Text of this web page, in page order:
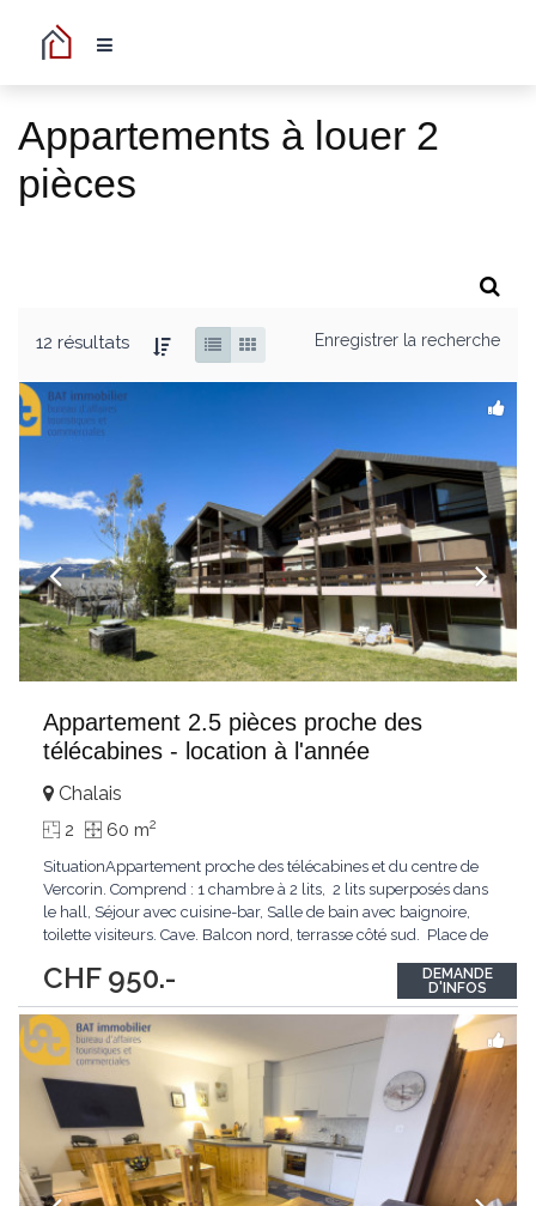
Appartements à louer 2
pièces
12 résultats Enregistrer la recherche
Appartement 2.5 pièces proche des
télécabines - location à l'année
CHF 950.-
Chalais
2 60 m2
SituationAppartement proche des télécabines et du centre de
Vercorin. Comprend : 1 chambre à 2 lits, 2 lits superposés dans
le hall, Séjour avec cuisine-bar, Salle de bain avec baignoire,
toilette visiteurs. Cave. Balcon nord, terrasse côté sud. Place de
DEMANDE
D'INFOS